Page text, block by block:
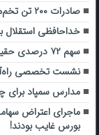
صادرات ۲۰۰ تن تخم‌مرغ برای نخستین بار به روسیه
خداحافظی استقلال
سهم ۷۲ درصدی حقیقی‌ها از مبادلات هفتگی بازار سهام
نشست تخصصی
مدارس سمپاد برای
ماجرای اعتراض
بورس غایب بودند!